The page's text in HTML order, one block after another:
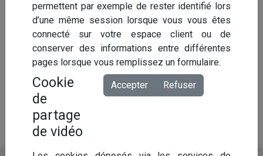
Le CIGAC vous accompagne également pour
déterminer l'imputabilité de certains arrêts (recours à
des expertises médicales).
Ce que nous garantissons : une couverture qui
s’adapte à l'évolution des obligations
statutaires, des besoins et des finances
locales de chaque collectivité ou
établissement.
permettent par exemple de rester identifié lors
d’une même session lorsque vous vous êtes
connecté sur votre espace client ou de
conserver des informations entre différentes
pages lorsque vous remplissez un formulaire.
Cookie
de
partage
de vidéo
Accepter Refuser